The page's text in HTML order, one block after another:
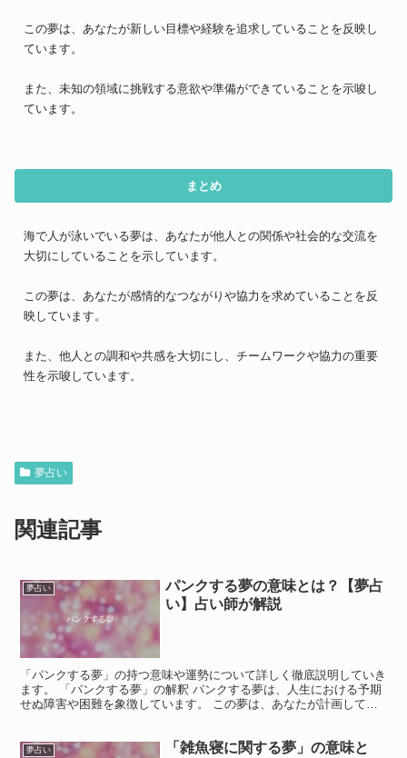
この夢は、あなたが新しい目標や経験を追求していることを反映し
ています。
また、未知の領域に挑戦する意欲や準備ができていることを示唆し
ています。
まとめ
海で人が泳いでいる夢は、あなたが他人との関係や社会的な交流を
大切にしていることを示しています。
この夢は、あなたが感情的なつながりや協力を求めていることを反
映しています。
また、他人との調和や共感を大切にし、チームワークや協力の重要
性を示唆しています。
夢占い
関連記事
夢占い
パンクする夢の意味とは？【夢占
い】占い師が解説
「パンクする夢」の持つ意味や運勢について詳しく徹底説明していき
ます。 「パンクする夢」の解釈 パンクする夢は、人生における予期
せぬ障害や困難を象徴しています。 この夢は、あなたが計画してい
夢占い
「雑魚寝に関する夢」の意味と